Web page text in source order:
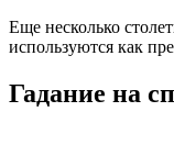
Еще несколько
используются как
Гадание на